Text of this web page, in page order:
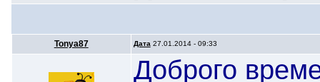
Tonya87 Дата 27.01.2014 - 09:33
Доброго